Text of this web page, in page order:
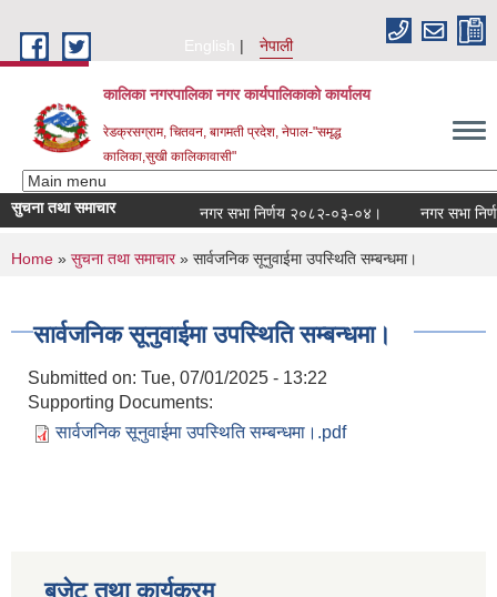
English
नेपाली
कालिका नगरपालिका नगर कार्यपालिकाकाे कार्यालय
रेडक्रसग्राम, चितवन, बागमती प्रदेश, नेपाल-"समृद्ध
कालिका,सुखी कालिकावासी"
सुचना तथा समाचार नगर सभा निर्णय २०८२-०३-०४। नगर सभा
You are here
Home » सुचना तथा समाचार» सार्वजनिक सूनुवाईमा उपस्थिति सम्बन्धमा।
सार्वजनिक सूनुवाईमा उपस्थिति सम्बन्धमा।
Submitted on: Tue, 07/01/2025 - 13:22
Supporting Documents:
सार्वजनिक सूनुवाईमा उपस्थिति सम्बन्धमा।.pdf
बजेट तथा कार्यक्रम